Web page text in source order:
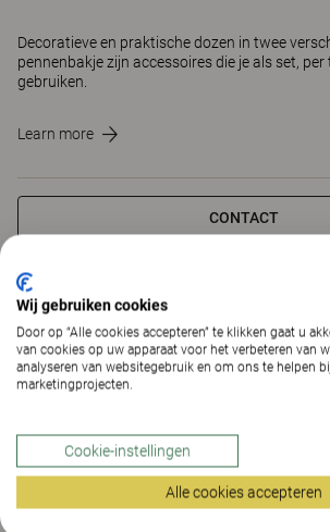
Decoratieve en praktische dozen in twee
pennenbakje zijn accessoires die je als set,
gebruiken.
Learn more
CONTACT
Downloads (1)
Wij gebruiken cookies
Door op “Alle cookies accepteren” te klikken gaat u
van cookies op uw apparaat voor het verbeteren van
analyseren van websitegebruik en om ons te helpen
marketingprojecten.
Cookie-instellingen
Alle cookies accepteren